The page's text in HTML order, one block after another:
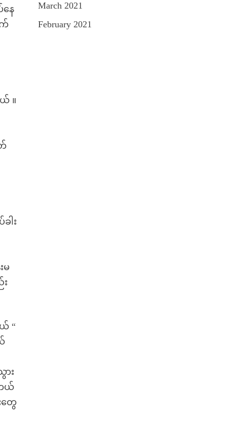
ေ
က်
။
ါး
မ
“
း
ယ်
တွေ
March 2021
February 2021